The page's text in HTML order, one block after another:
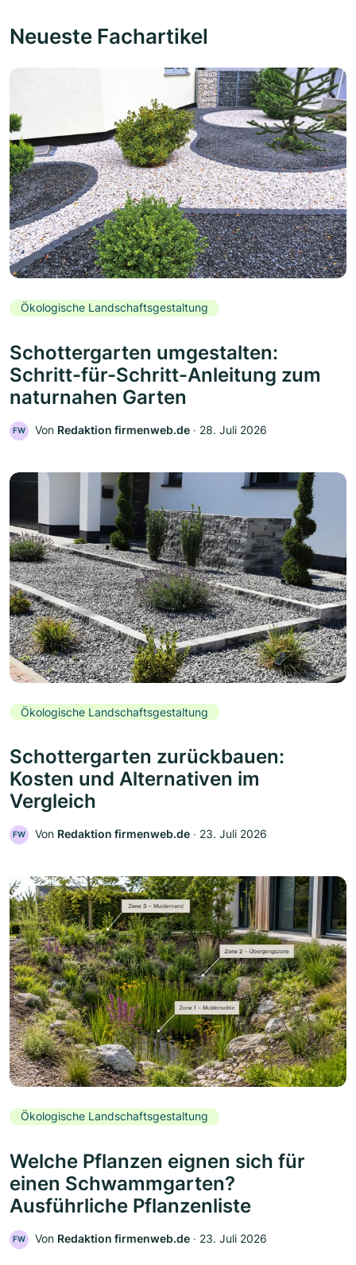
Neueste Fachartikel
Ökologische Landschaftsgestaltung
Schottergarten umgestalten:
Schritt-für-Schritt-Anleitung zum
naturnahen Garten
FW Von Redaktion firmenweb.de ‧ 28. Juli 2026
Ökologische Landschaftsgestaltung
Schottergarten zurückbauen:
Kosten und Alternativen im
Vergleich
FW Von Redaktion firmenweb.de ‧ 23. Juli 2026
Ökologische Landschaftsgestaltung
Welche Pflanzen eignen sich für
einen Schwammgarten?
Ausführliche Pflanzenliste
FW Von Redaktion firmenweb.de ‧ 23. Juli 2026